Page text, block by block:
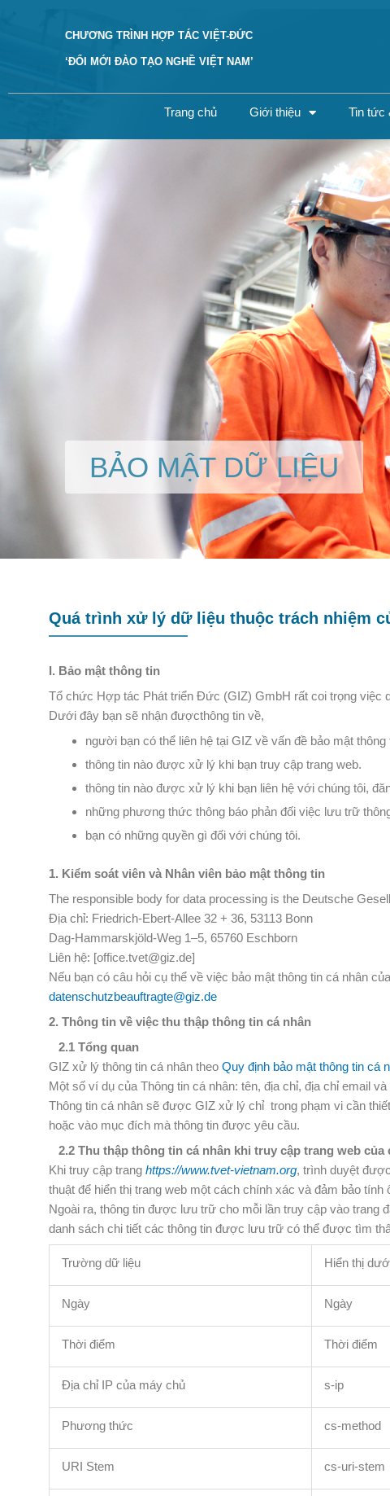
CHƯƠNG TRÌNH HỢP TÁC VIỆT-ĐỨC
‘ĐỔI MỚI ĐÀO TẠO NGHỀ VIỆT NAM’
Trang chủ Giới thiệu Tin tức
BẢO MẬT DỮ LIỆU
Quá trình xử lý dữ liệu thuộc trách nhiệm
I. Bảo mật thông tin
Tổ chức Hợp tác Phát triển Đức (GIZ) GmbH rất coi trọng việc
Dưới đây bạn sẽ nhận đượcthông tin về,
người bạn có thể liên hệ tại GIZ về vấn đề bảo mật thông
thông tin nào được xử lý khi bạn truy cập trang web.
thông tin nào được xử lý khi bạn liên hệ với chúng tôi,
những phương thức thông báo phản đối việc lưu trữ
bạn có những quyền gì đối với chúng tôi.
1. Kiểm soát viên và Nhân viên bảo mật thông tin
The responsible body for data processing is the Deutsche
Địa chỉ: Friedrich-Ebert-Allee 32 + 36, 53113 Bonn
Dag-Hammarskjöld-Weg 1–5, 65760 Eschborn
Liên hệ: [office.tvet@giz.de]
Nếu bạn có câu hỏi cụ thể về việc bảo mật thông tin cá nhân
datenschutzbeauftragte@giz.de
2. Thông tin về việc thu thập thông tin cá nhân
2.1 Tổng quan
GIZ xử lý thông tin cá nhân theo Quy định bảo mật thông tin cá
Một số ví dụ của Thông tin cá nhân: tên, địa chỉ, địa chỉ email
Thông tin cá nhân sẽ được GIZ xử lý chỉ trong phạm vi cần
hoặc vào mục đích mà thông tin được yêu cầu.
2.2 Thu thập thông tin cá nhân khi truy cập trang web của
Khi truy cập trang https://www.tvet-vietnam.org, trình duyệt
thuật để hiển thị trang web một cách chính xác và đảm bảo tính
Ngoài ra, thông tin được lưu trữ cho mỗi lần truy cập vào
danh sách chi tiết các thông tin được lưu trữ có thể được tìm
Trường dữ liệu Hiển thị
Ngày Ngày
Thời điểm Thời điểm
Địa chỉ IP của máy chủ s-ip
Phương thức cs-method
URI Stem cs-uri-stem